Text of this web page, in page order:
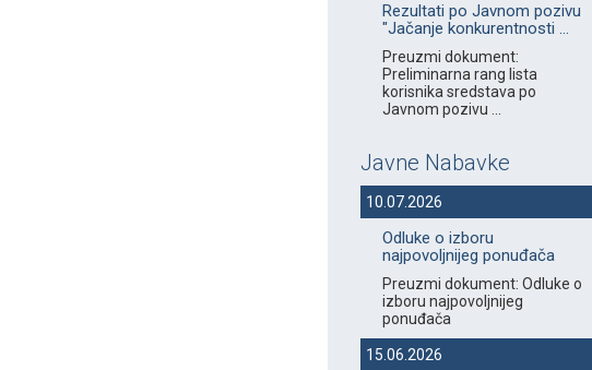
Rezultati po Javnom pozivu
"Jačanje konkurentnosti ...
Preuzmi dokument:
Preliminarna rang lista
korisnika sredstava po
Javnom pozivu ...
Javne Nabavke
10.07.2026
Odluke o izboru
najpovoljnijeg ponuđača
Preuzmi dokument: Odluke o
izboru najpovoljnijeg
ponuđača
15.06.2026